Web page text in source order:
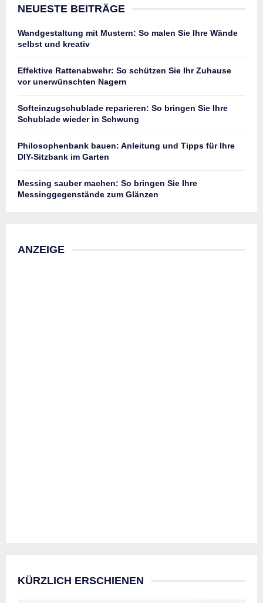
NEUESTE BEITRÄGE
Wandgestaltung mit Mustern: So malen Sie Ihre Wände
selbst und kreativ
Effektive Rattenabwehr: So schützen Sie Ihr Zuhause
vor unerwünschten Nagern
Softeinzugschublade reparieren: So bringen Sie Ihre
Schublade wieder in Schwung
Philosophenbank bauen: Anleitung und Tipps für Ihre
DIY-Sitzbank im Garten
Messing sauber machen: So bringen Sie Ihre
Messinggegenstände zum Glänzen
ANZEIGE
KÜRZLICH ERSCHIENEN